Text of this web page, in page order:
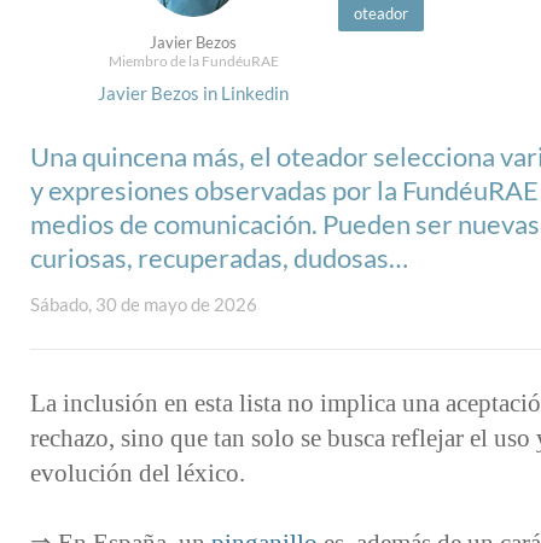
Javier Bezos
Miembro de la FundéuRAE
Javier Bezos in Linkedin
oteador
Una quincena más, el oteador selecciona
y expresiones observadas por la
medios de comunicación. Pueden ser
curiosas, recuperadas, dudosas…
Sábado, 30 de mayo de 2026
La inclusión en esta lista no implica una
rechazo, sino que tan solo se busca reflejar el uso
evolución del léxico.